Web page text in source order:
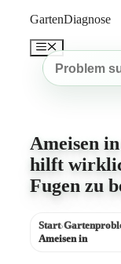
springen
GartenDiagnose
Menü
Gartenproblem
suchen
Ameisen
hilft
Fugen zu
Start›
Ameisen in